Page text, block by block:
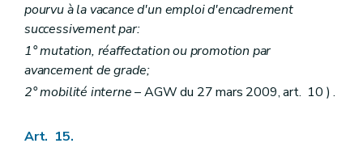
Section IV Travail à mi-temps à partir de cinquante ou de cinquante-cinq ans (AGW du 26 juin 2014, art.6)
Art. 469
Art. 470
Art. 471
Art. 472
Section première
pourvu à la vacance d'un emploi d'encadrement
successivement par:
1° mutation, réaffectation ou promotion par
avancement de grade;
2° mobilité interne– AGW du 27 mars 2009, art. 10 ) .
Art. 15.